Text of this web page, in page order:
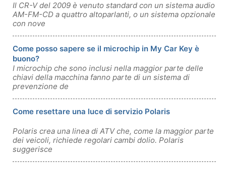
Il CR-V del 2009 è venuto standard con un sistema audio
AM-FM-CD a quattro altoparlanti, o un sistema opzionale
con nove
Come posso sapere se il microchip in My Car Key è
buono?
I microchip che sono inclusi nella maggior parte delle
chiavi della macchina fanno parte di un sistema di
prevenzione de
Come resettare una luce di servizio Polaris
Polaris crea una linea di ATV che, come la maggior parte
dei veicoli, richiede regolari cambi dolio. Polaris
suggerisce